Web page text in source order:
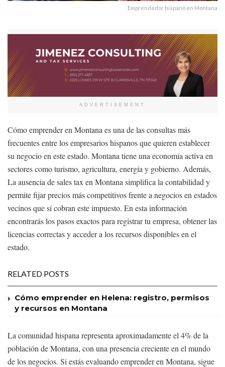
Emprendedor hispano en Montana
ADVERTISEMENT
Cómo emprender en Montana es una de las consultas más
frecuentes entre los empresarios hispanos que quieren establecer
su negocio en este estado. Montana tiene una economía activa en
sectores como turismo, agricultura, energía y gobierno. Además,
La ausencia de sales tax en Montana simplifica la contabilidad y
permite fijar precios más competitivos frente a negocios en estados
vecinos que sí cobran este impuesto. En esta información
encontrarás los pasos exactos para registrar tu empresa, obtener las
licencias correctas y acceder a los recursos disponibles en el
estado.
RELATED POSTS
Cómo emprender en Helena: registro, permisos
y recursos en Montana
La comunidad hispana representa aproximadamente el 4% de la
población de Montana, con una presencia creciente en el mundo
de los negocios. Si estás evaluando emprender en Montana, sigue